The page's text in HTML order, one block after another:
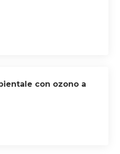
con ozono a